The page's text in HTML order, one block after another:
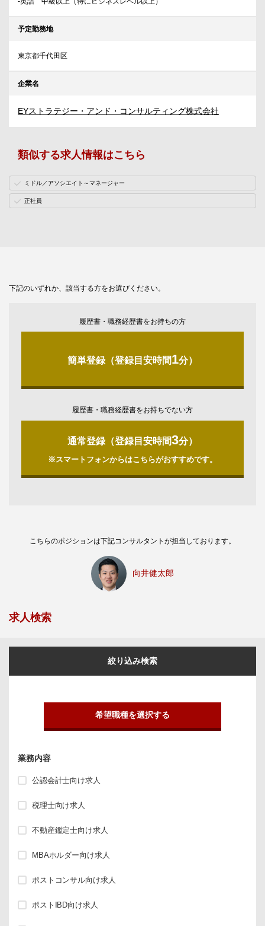
予定勤務地
東京都千代田区
企業名
EYストラテジー・アンド・コンサルティング株式会社
類似する求人情報はこちら
ミドル／アソシエイト～マネージャー
正社員
下記のいずれか、該当する方をお選びください。
履歴書・職務経歴書をお持ちの方
簡単登録（登録目安時間1分）
履歴書・職務経歴書をお持ちでない方
通常登録（登録目安時間3分）
※スマートフォンからはこちらがおすすめです。
こちらのポジションは下記コンサルタントが担当しております。
向井健太郎
求人検索
絞り込み検索
希望職種を選択する
業務内容
公認会計士向け求人
税理士向け求人
不動産鑑定士向け求人
MBAホルダー向け求人
ポストコンサル向け求人
ポストIBD向け求人